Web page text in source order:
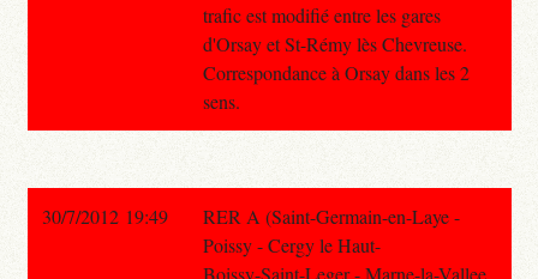
trafic est modifié entre les gares
d'Orsay et St-Rémy lès Chevreuse.
Correspondance à Orsay dans les 2
sens.
30/7/2012 19:49
RER A (Saint-Germain-en-Laye -
Poissy - Cergy le Haut-
Boissy-Saint-Leger - Marne-la-Vallee